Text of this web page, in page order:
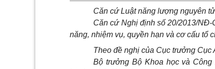
Căn cứ Luật năng lượng nguyên
Căn cứ Nghị định số 20/2013/
năng, nhiệm vụ, quyền hạn và cơ cấu tổ
Theo đề nghị của Cục trưởng Cục
Bộ trưởng Bộ Khoa học và